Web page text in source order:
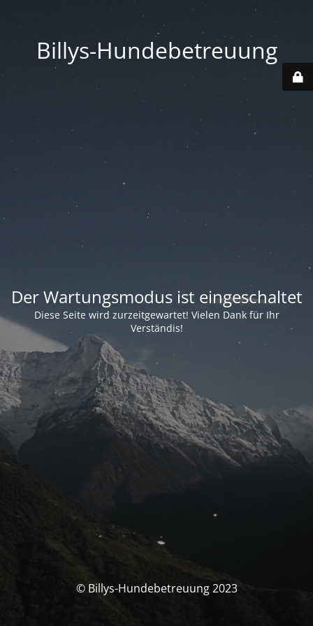
Billys-Hundebetreuung
Der Wartungsmodus ist eingeschaltet
Diese Seite wird zurzeitgewartet! Vielen Dank für Ihr
Verständis!
© Billys-Hundebetreuung 2023